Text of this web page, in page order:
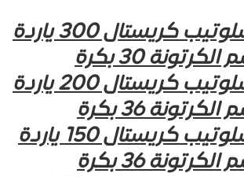
سعر بكرة سلوتيب كريستال 300 ياردة
سعر بكرة سلوتيب كريستال 200 ياردة
سعر بكرة سلوتيب كريستال 150 ياردة